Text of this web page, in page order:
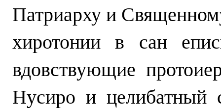
Патриарху и
хиротонии в сан
вдовствующие
Нусиро и целибатный